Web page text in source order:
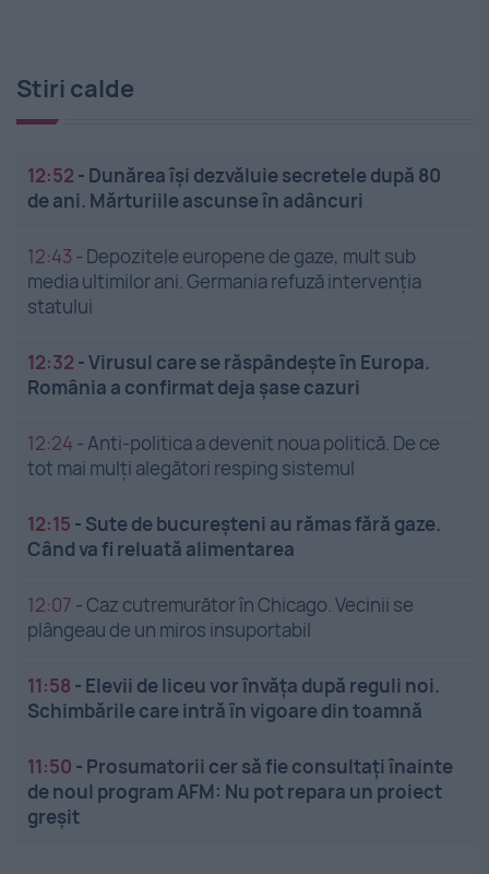
Stiri calde
12:52 - Dunărea își dezvăluie secretele după 80
de ani. Mărturiile ascunse în adâncuri
12:43 - Depozitele europene de gaze, mult sub
media ultimilor ani. Germania refuză intervenția
statului
12:32 -Virusul care se răspândește în Europa.
România a confirmat deja șase cazuri
12:24 -Anti-politica a devenit noua politică. De ce
tot mai mulți alegători resping sistemul
12:15 - Sute de bucureșteni au rămas fără gaze.
Când va fi reluată alimentarea
12:07 -Caz cutremurător în Chicago. Vecinii se
plângeau de un miros insuportabil
11:58 - Elevii de liceu vor învăța după reguli noi.
Schimbările care intră în vigoare din toamnă
11:50 - Prosumatorii cer să fie consultați înainte
de noul program AFM: Nu pot repara un proiect
greșit